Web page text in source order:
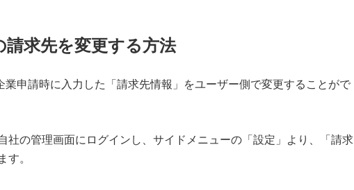
請求先を変更する方法
業申請時に入力した「請求先情報」をユーザー側で変更することがで
社の管理画面にログインし、サイドメニューの「設定」より、「請求
す。